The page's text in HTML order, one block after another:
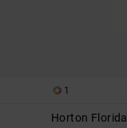
1
Horton Florida